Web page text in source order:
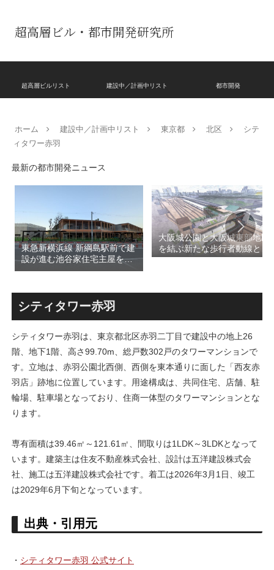
超高層ビル・都市開発研究所
超高層ビルリスト 建設中／計画中リスト 都市開発
ホーム 建設中／計画中リスト 東京都 北区
シテ
ィタワー赤羽
最新の都市開発ニュース
東急新横浜線 新綱島駅前で建
設が進む池谷家住宅主屋を活
用した「新綱島MICCA」！！
による新たな駅前拠点が2026
年秋誕生へ！！
大阪城公園と大阪城東部地区
を結ぶ新たな歩行者動線とな
る「大阪城公園接続デッ
表！！
シティタワー赤羽
シティタワー赤羽は、東京都北区赤羽二丁目で建設中の地上26
階、地下1階、高さ99.70m、総戸数302戸のタワーマンションで
す。立地は、赤羽公園北西側、西側を東本通りに面した「西友赤
羽店」跡地に位置しています。用途構成は、共同住宅、店舗、駐
輪場、駐車場となっており、住商一体型のタワーマンションとな
ります。
専有面積は39.46㎡～121.61㎡、間取りは1LDK～3LDKとなって
います。建築主は住友不動産株式会社、設計は五洋建設株式会
社、施工は五洋建設株式会社です。着工は2026年3月1日、竣工
は2029年6月下旬となっています。
出典・引用元
・ シティタワー赤羽 公式サイト